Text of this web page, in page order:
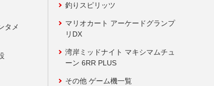
タメ
釣りスピリッツ
マリオカート アーケードグランプ
リDX
湾岸ミッドナイト マキシマムチュ
ーン 6RR PLUS
その他 ゲーム機一覧